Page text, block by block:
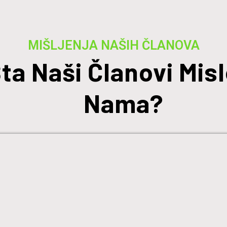
MIŠLJENJA NAŠIH ČLANOVA
Naši Članovi
Nama?